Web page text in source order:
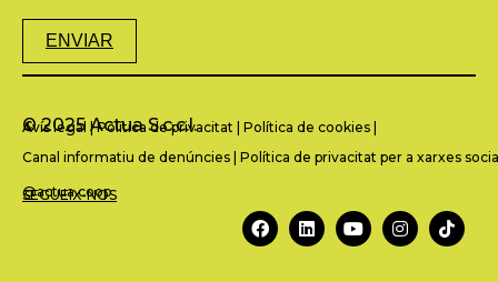
ENVIAR
© 2025 Actua S.c.c.l.
Avís legal |Política de privacitat Política de cookies
Canal informatiu de denúncies Política de privacitat per a xarxes
SEGUEIX-NOS
@actua.coop